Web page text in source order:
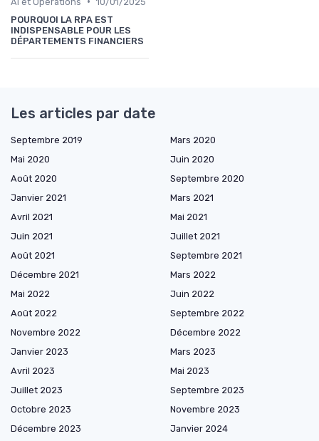
POURQUOI LA RPA EST
INDISPENSABLE POUR LES
DÉPARTEMENTS FINANCIERS
Les articles par date
Septembre 2019
Mars 2020
Mai 2020
Juin 2020
Août 2020
Septembre 2020
Janvier 2021
Mars 2021
Avril 2021
Mai 2021
Juin 2021
Juillet 2021
Août 2021
Septembre 2021
Décembre 2021
Mars 2022
Mai 2022
Juin 2022
Août 2022
Septembre 2022
Novembre 2022
Décembre 2022
Janvier 2023
Mars 2023
Avril 2023
Mai 2023
Juillet 2023
Septembre 2023
Octobre 2023
Novembre 2023
Décembre 2023
Janvier 2024